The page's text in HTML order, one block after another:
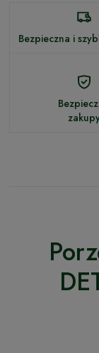
Bezpieczna i